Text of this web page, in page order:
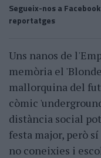
Segueix-nos a
reportatges
Uns nanos de
memòria el
mallorquina del
còmic
distància social
festa major, però
no coneixies i